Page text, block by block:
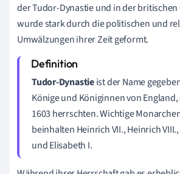
der Tudor-Dynastie und in der britischen
wurde stark durch die politischen und
Umwälzungen ihrer Zeit geformt.
Tudor-Dynastieist der Name
Könige und Königinnen von
1603 herrschten. Wichtige
beinhalten Heinrich VII., Heinrich
und Elisabeth I.